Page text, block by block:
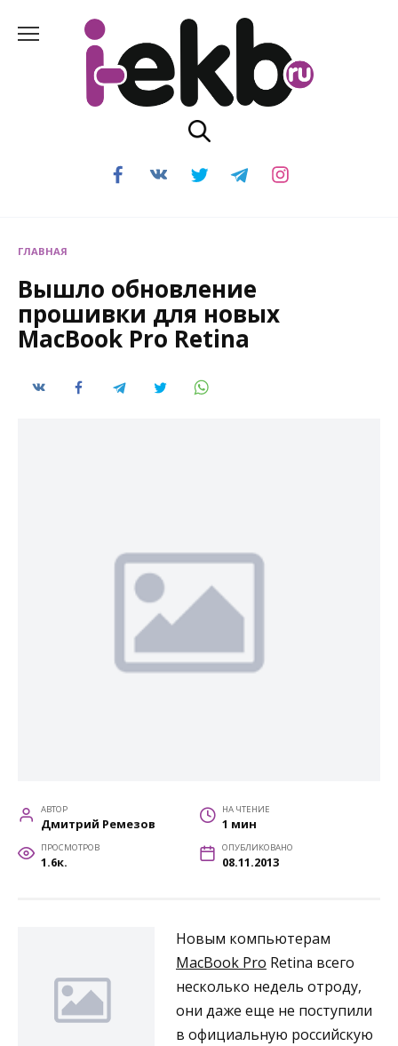
содержанию
ГЛАВНАЯ
Вышло обновление
прошивки для новых
MacBook Pro Retina
АВТОР
Дмитрий Ремезов
НА ЧТЕНИЕ
1 мин
ПРОСМОТРОВ
1.6к.
ОПУБЛИКОВАНО
08.11.2013
Новым компьютерам
MacBook Pro Retina всего
несколько недель отроду,
они даже еще не поступили
в официальную российскую